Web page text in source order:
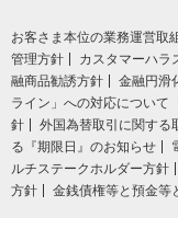
お客さま本位の業務運営取
管理方針
カスタマーハラ
融商品勧誘方針
金融円滑
ライン」への対応について
針
外国為替取引に関する
る『期限日』のお知らせ
ルチステークホルダー方針
方針
金銭債権等と預金等